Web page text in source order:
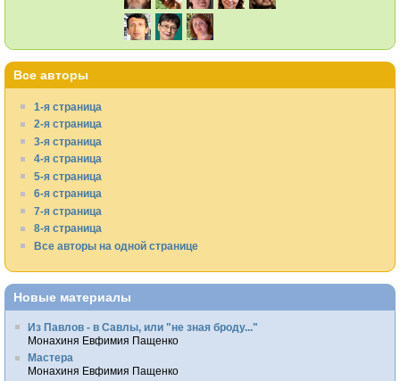
Все авторы
1-я страница
2-я страница
3-я страница
4-я страница
5-я страница
6-я страница
7-я страница
8-я страница
Все авторы на одной странице
Новые материалы
Из Павлов - в Савлы, или "не зная броду..."
Монахиня Евфимия Пащенко
Мастера
Монахиня Евфимия Пащенко